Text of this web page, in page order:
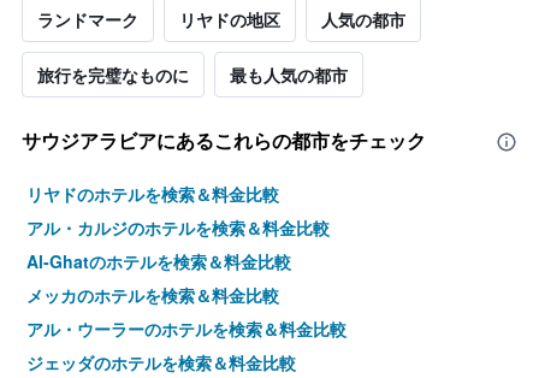
ランドマーク リヤドの地区 人気の都市
旅行を完璧なものに 最も人気の都市
サウジアラビア​にあるこれらの都市をチェック
リヤドのホテルを検索＆料金比較
アル・カルジのホテルを検索＆料金比較
Al-Ghatのホテルを検索＆料金比較
メッカのホテルを検索＆料金比較
アル・ウーラーのホテルを検索＆料金比較
ジェッダのホテルを検索＆料金比較